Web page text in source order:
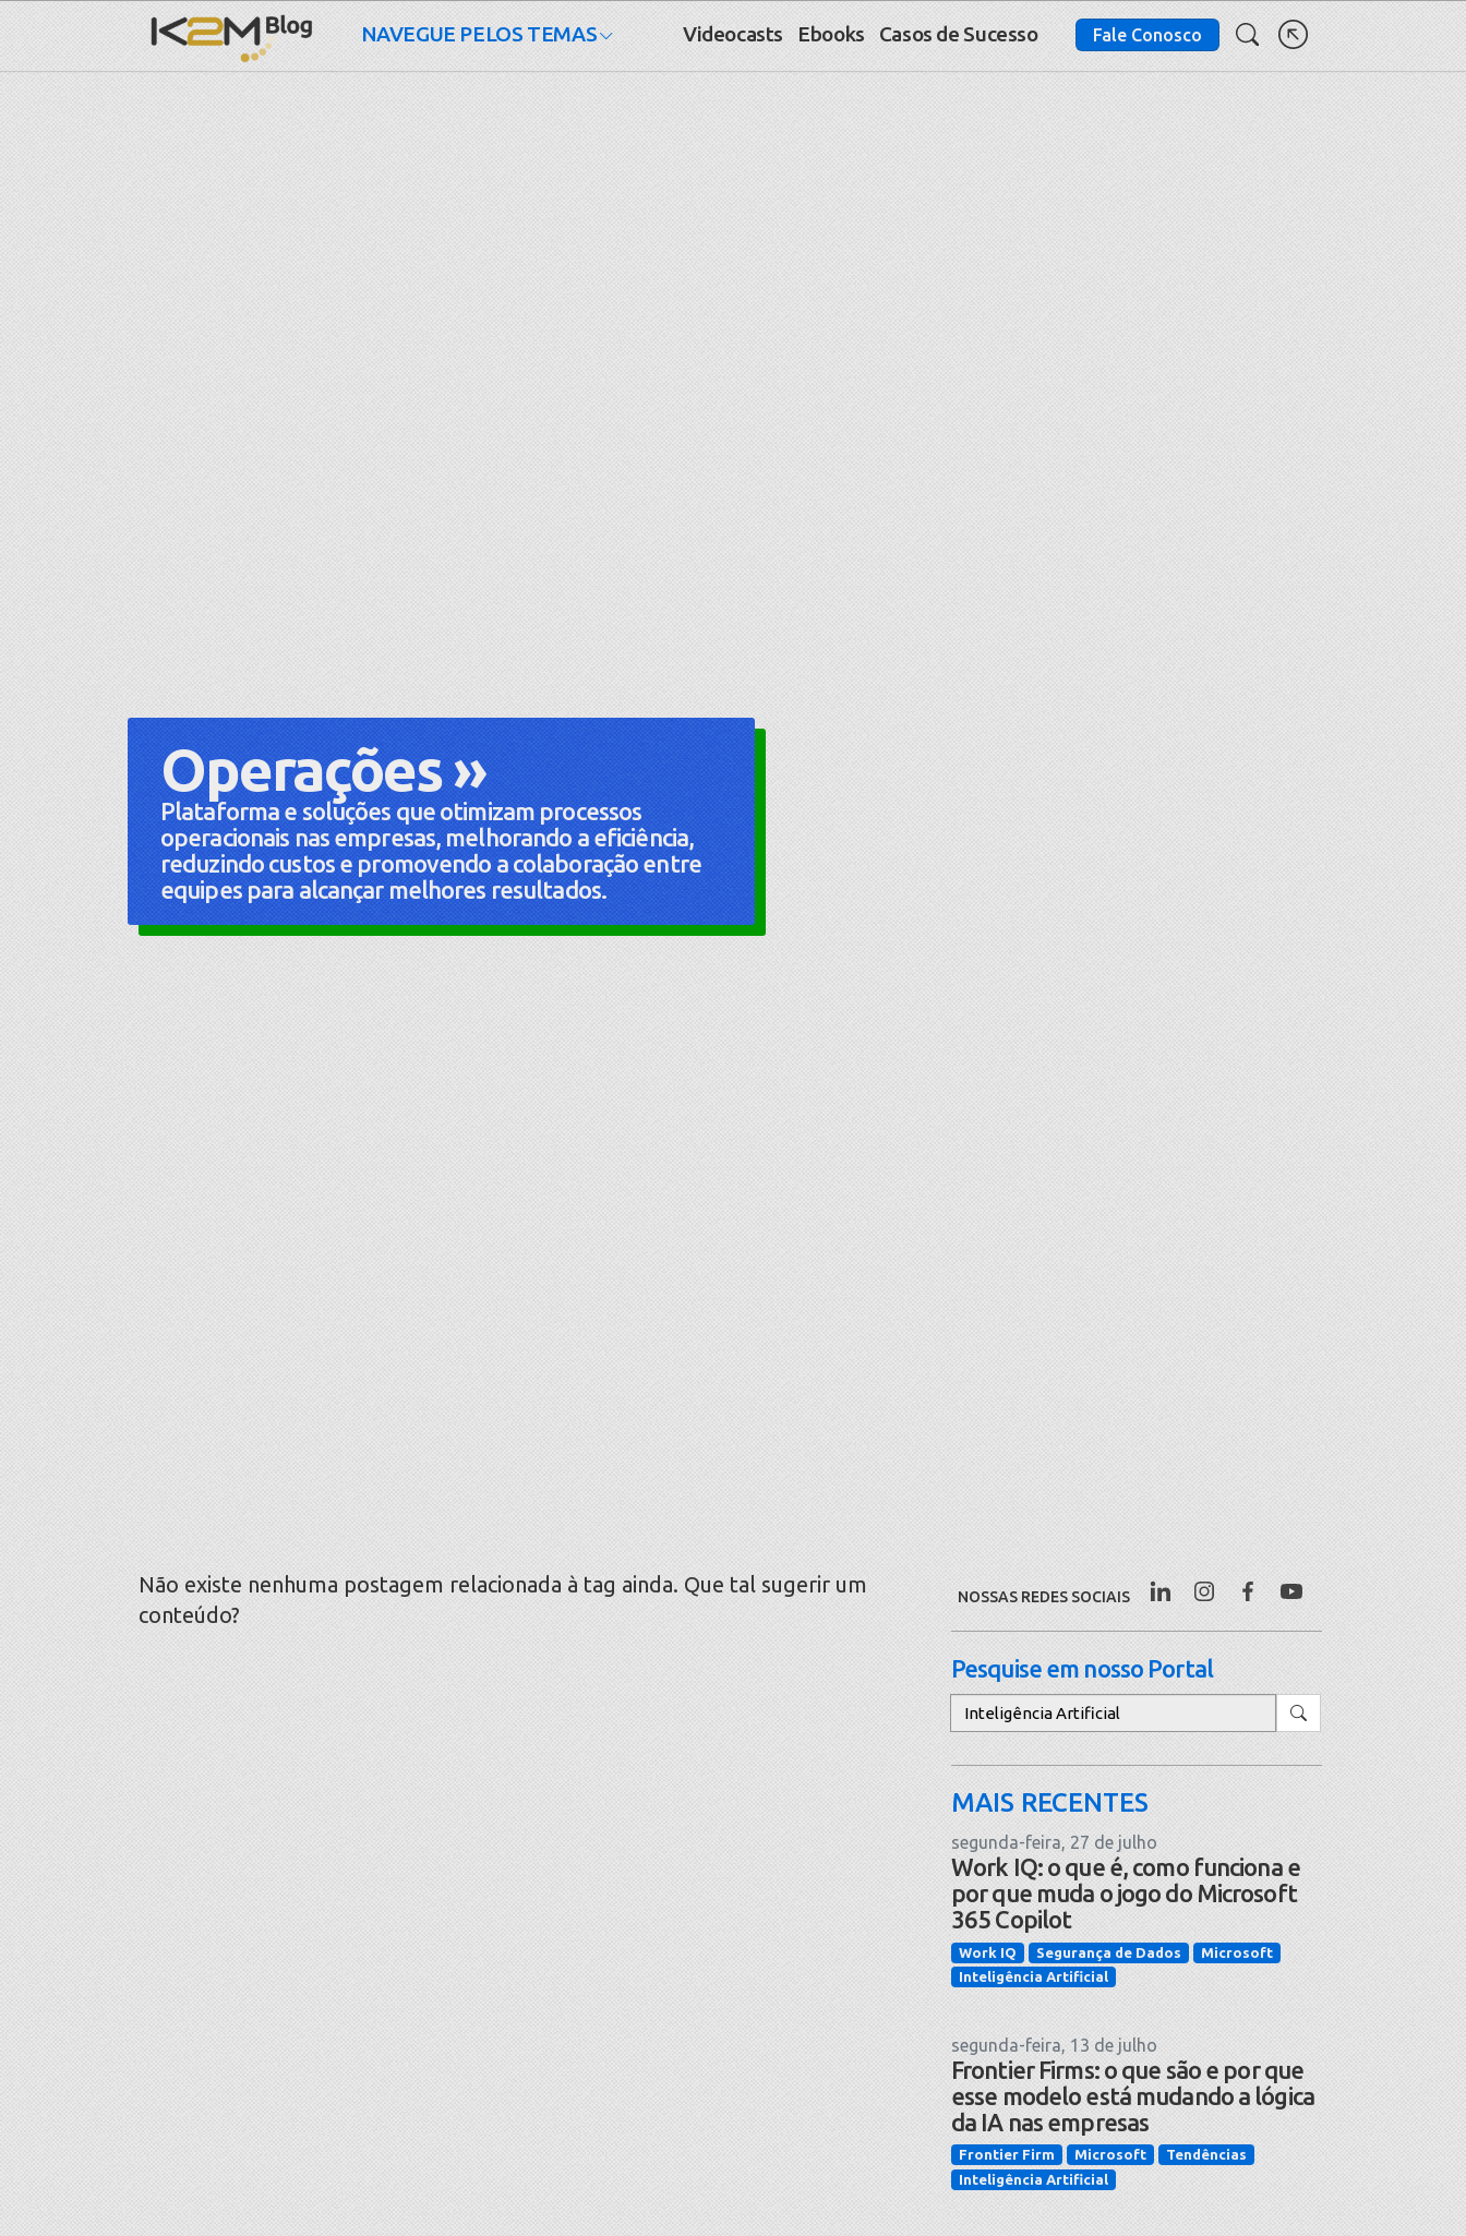
NAVEGUE PELOS TEMAS Videocasts Ebooks Casos de Sucesso Fale Conosco
Operações »
Plataforma e soluções que otimizam processos
operacionais nas empresas, melhorando a eficiência,
reduzindo custos e promovendo a colaboração entre
equipes para alcançar melhores resultados.
Não existe nenhuma postagem relacionada à tag ainda. Que tal sugerir um
conteúdo?
NOSSAS REDES SOCIAIS
Pesquise em nosso Portal
Pesquisar
MAIS RECENTES
segunda-feira, 27 de julho
Work IQ: o que é, como funciona e
por que muda o jogo do Microsoft
365 Copilot
Work IQ Segurança de Dados
Microsoft
Inteligência Artificial
segunda-feira, 13 de julho
Frontier Firms: o que são e por que
esse modelo está mudando a lógica
da IA nas empresas
Frontier Firm Microsoft
Tendências
Inteligência Artificial